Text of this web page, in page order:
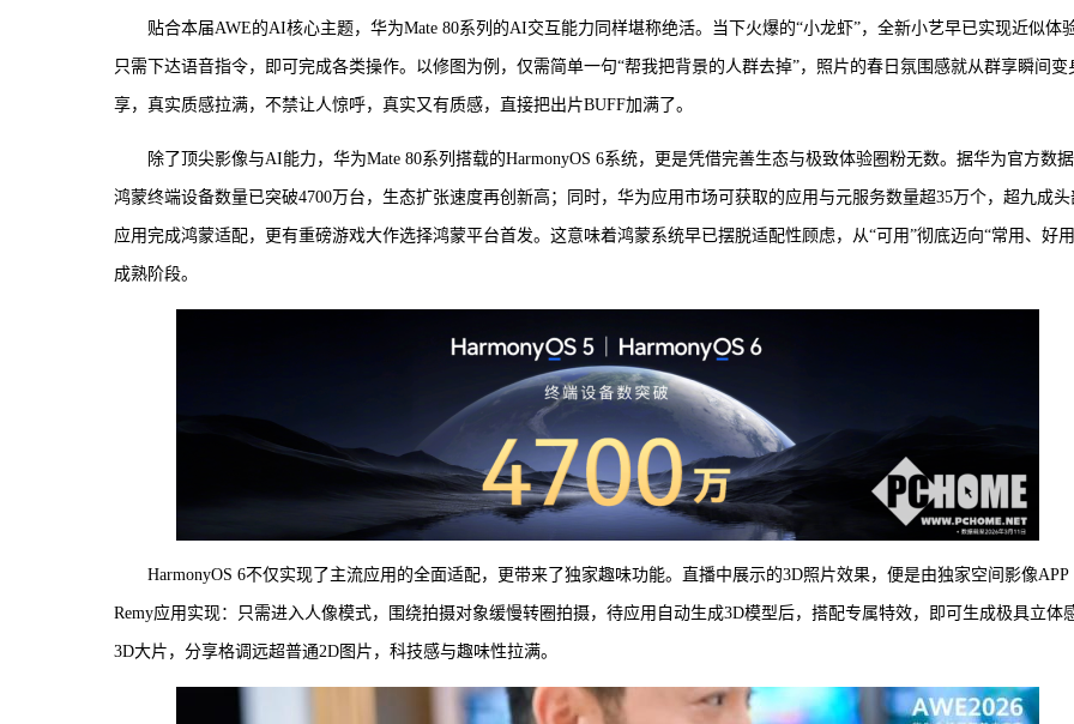
贴合本届AWE的AI核心主题，华为Mate 80系列的AI交互能力同样堪称绝活。当下火爆的“小龙虾”，全新小艺早已实现近似体
只需下达语音指令，即可完成各类操作。以修图为例，仅需简单一句“帮我把背景的人群去掉”，照片的春日氛围感就从群享瞬间变
享，真实质感拉满，不禁让人惊呼，真实又有质感，直接把出片BUFF加满了。
除了顶尖影像与AI能力，华为Mate 80系列搭载的HarmonyOS 6系统，更是凭借完善生态与极致体验圈粉无数。据华为官方数
鸿蒙终端设备数量已突破4700万台，生态扩张速度再创新高；同时，华为应用市场可获取的应用与元服务数量超35万个，超九成头
应用完成鸿蒙适配，更有重磅游戏大作选择鸿蒙平台首发。这意味着鸿蒙系统早已摆脱适配性顾虑，从“可用”彻底迈向“常用、好
成熟阶段。
HarmonyOS 6不仅实现了主流应用的全面适配，更带来了独家趣味功能。直播中展示的3D照片效果，便是由独家空间影像APP
Remy应用实现：只需进入人像模式，围绕拍摄对象缓慢转圈拍摄，待应用自动生成3D模型后，搭配专属特效，即可生成极具立体
3D大片，分享格调远超普通2D图片，科技感与趣味性拉满。